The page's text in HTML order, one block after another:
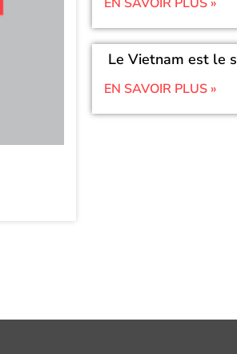
Le Vietnam est le
EN SAVOIR PLUS »